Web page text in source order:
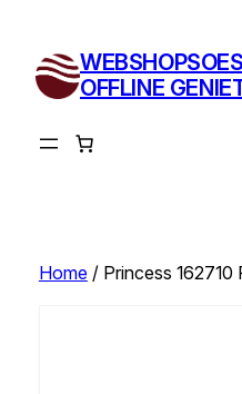
inhoud
OFFLINE
Home/ Princess 162710